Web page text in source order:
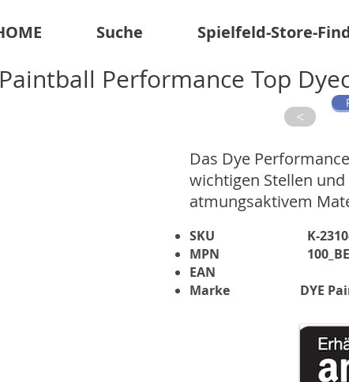
Suche Spielfeld-Store-
Performance Top
>
Das Dye
wichtigen Stellen
atmungsaktivem
SKU
K-
MPN
EAN
Marke
DYE